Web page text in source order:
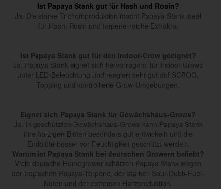
Ist Papaya Stank gut für Hash und Rosin?
Ja. Die starke Trichomproduktion macht Papaya Stank ideal
für Hash, Rosin und terpene-reiche Extrakte.
Ist Papaya Stank gut für den Indoor-Grow geeignet?
Ja. Papaya Stank eignet sich hervorragend für Indoor-Grows
unter LED-Beleuchtung und reagiert sehr gut auf SCROG,
Topping und kontrollierte Grow-Umgebungen.
Eignet sich Papaya Stank für Gewächshaus-Grows?
Ja. In geschützten Gewächshaus-Grows kann Papaya Stank
ihre harzigen Blüten besonders gut entwickeln und die
Endblüte besser vor Feuchtigkeit geschützt werden.
Warum ist Papaya Stank bei deutschen Growern beliebt?
Viele deutsche Homegrower schätzen Papaya Stank wegen
der tropischen Papaya-Terpene, der starken Sour-Dubb-Fuel-
Noten und der extremen Harzproduktion.